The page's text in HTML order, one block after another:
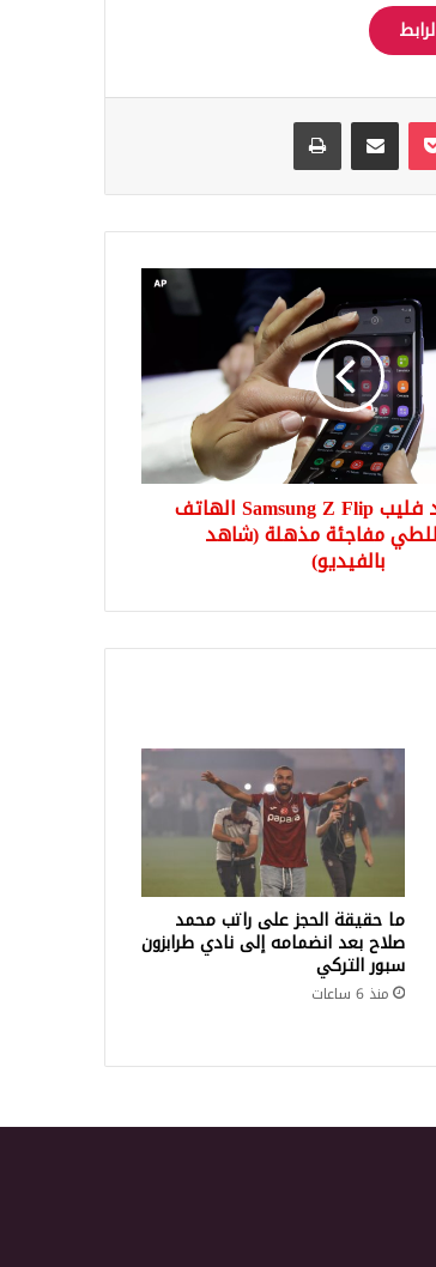
‫Pocket مشاركة عبر البريد طباعة
غلاكسي زد فليب Samsung Z Flip الهاتف
للطي مفاجئة مذهلة (شاهد
بالفيديو)
ما حقيقة الحجز على راتب محمد
صلاح بعد انضمامه إلى نادي طرابزون
سبور التركي
منذ 6 ساعات